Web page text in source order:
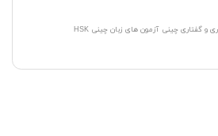
و گفتاری چینی آزمون های زبان چینی HSK